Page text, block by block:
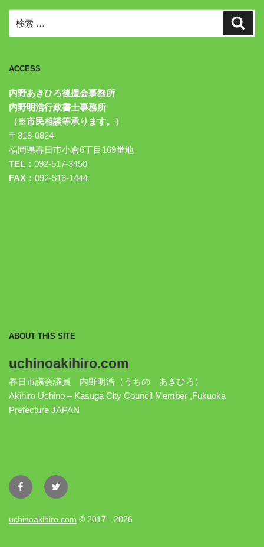
索:
ACCESS
内野あきひろ後援会事務所
内野明浩行政書士事務所
（※市民相談等承ります。）
〒818-0824
福岡県春日市小倉6丁目169番地
TEL： 092-517-3450
FAX： 092-516-1444
ABOUT THIS SITE
uchinoakihiro.com
春日市議会議員 内野明浩（うちの あきひろ）
Akihiro Uchino – Kasuga City Council Member ,Fukuoka
Prefecture JAPAN
FacebookTwitter
uchinoakihiro.com © 2017 - 2026